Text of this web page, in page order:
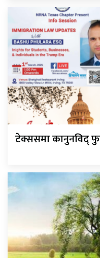
टेक्ससमा कानुनविद्